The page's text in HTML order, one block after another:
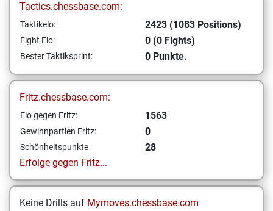
Tactics.chessbase.com:
Taktikelo: 2423 (1083 Positions)
Fight Elo: 0 (0 Fights)
Bester Taktiksprint: 0 Punkte.
Fritz.chessbase.com:
Elo gegen Fritz: 1563
Gewinnpartien Fritz: 0
Schönheitspunkte
28
Erfolge gegen Fritz...
Keine Drills auf Mymoves.chessbase.com